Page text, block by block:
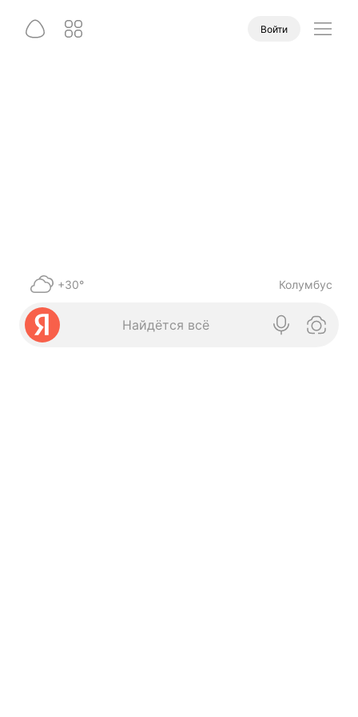
Войти
+30° Колумбус
Найдётся всё